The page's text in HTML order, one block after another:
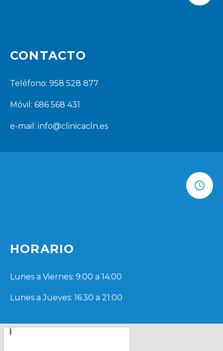
CONTACTO
Teléfono: 958 528 877
Móvil: 686 568 431
e-mail: info@clinicacln.es
HORARIO
Lunes a Viernes: 9:00 a 14:00
Lunes a Jueves: 16:30 a 21:00